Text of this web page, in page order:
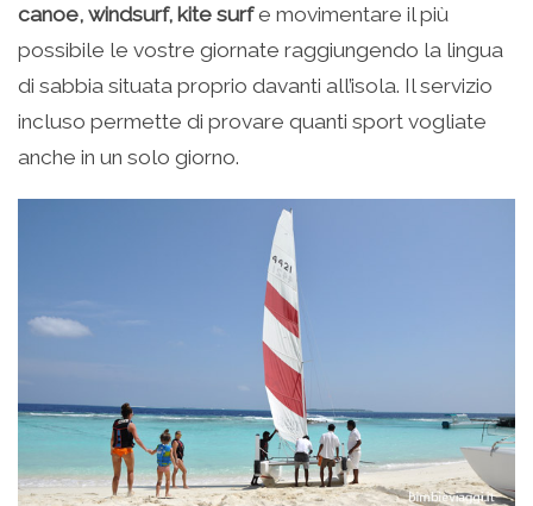
canoe, windsurf, kite surfe movimentare il più
possibile le vostre giornate raggiungendo la lingua
di sabbia situata proprio davanti all’isola. Il servizio
incluso permette di provare quanti sport vogliate
anche in un solo giorno.